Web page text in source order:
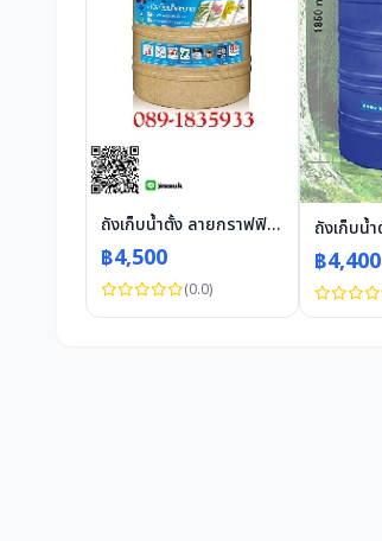
ถังเก็บน้ำตั้ง ลายกราฟฟิก ลายลิลลี่ สีแซนด์สโตน ขนาด 500
฿4,500
(0.0)
฿4,400